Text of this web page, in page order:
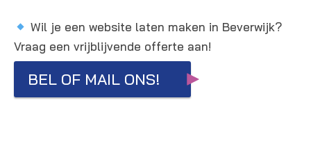
Wil je een website laten maken in Beverwijk?
Vraag een vrijblijvende offerte aan!
BEL OF MAIL ONS!